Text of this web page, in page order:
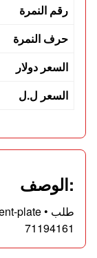
رقم النمرة
حرف النمرة
السعر دولار
السعر ل.ل
:الوصف
71194161